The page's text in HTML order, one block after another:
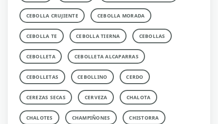
CEBOLLA CRUJIENTE CEBOLLA MORADA
CEBOLLA TE CEBOLLA TIERNA CEBOLLAS
CEBOLLETA CEBOLLETA ALCAPARRAS
CEBOLLETAS CEBOLLINO CERDO
CEREZAS SECAS CERVEZA CHALOTA
CHALOTES CHAMPIÑONES CHISTORRA